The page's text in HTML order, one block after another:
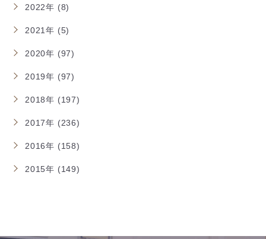
2022年 (8)
2021年 (5)
2020年 (97)
2019年 (97)
2018年 (197)
2017年 (236)
2016年 (158)
2015年 (149)